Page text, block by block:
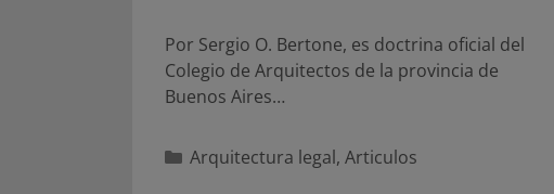
Por Sergio O. Bertone, es doctrina oficial del
Colegio de Arquitectos de la provincia de
Buenos Aires…
Categorías
Arquitectura legal, Articulos